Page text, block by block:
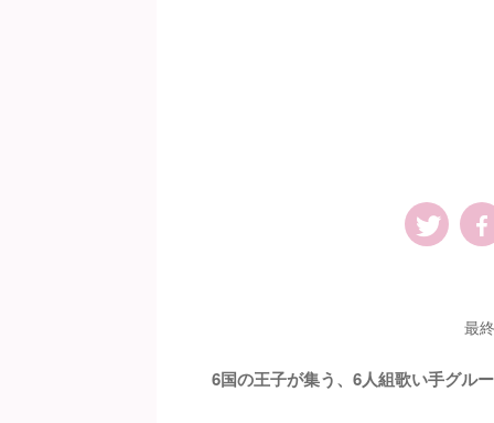
最
6国の王子が集う、6人組歌い手グル